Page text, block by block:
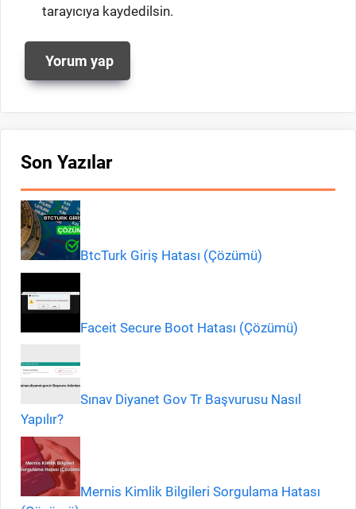
tarayıcıya kaydedilsin.
Son Yazılar
BtcTurk Giriş Hatası (Çözümü)
Faceit Secure Boot Hatası (Çözümü)
Sınav Diyanet Gov Tr Başvurusu Nasıl
Yapılır?
Mernis Kimlik Bilgileri Sorgulama Hatası